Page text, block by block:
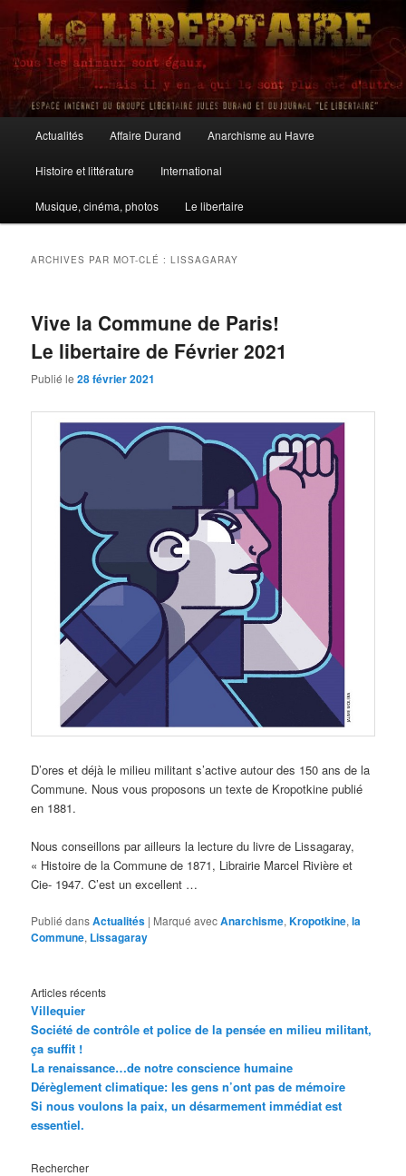
Aller
contenu
principal
Aller
contenu
secondaire
Le Libertaire
principal
Actualités Affaire Durand Anarchisme au Havre
Histoire et littérature International
Musique, cinéma, photos Le libertaire
ARCHIVES PAR MOT-CLÉ :LISSAGARAY
Vive la Commune de Paris!
Le libertaire de Février 2021
Publié le28 février 2021
D’ores et déjà le milieu militant s’active autour des 150 ans de la
Commune. Nous vous proposons un texte de Kropotkine publié
en 1881.
Nous conseillons par ailleurs la lecture du livre de Lissagaray,
« Histoire de la Commune de 1871, Librairie Marcel Rivière et
Cie- 1947. C’est un excellent …
Publié dansActualités | Marqué avecAnarchisme,Kropotkine,la
Commune, Lissagaray
Articles récents
Villequier
Société de contrôle et police de la pensée en milieu militant,
ça suffit !
La renaissance…de notre conscience humaine
Dérèglement climatique: les gens n’ont pas de mémoire
Si nous voulons la paix, un désarmement immédiat est
essentiel.
Rechercher